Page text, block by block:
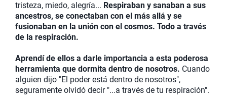
tristeza, miedo, alegría... Respiraban y sanaban a sus
ancestros, se conectaban con el más allá y se
fusionaban en la unión con el cosmos. Todo a través
de la respiración.
Aprendí de ellos a darle importancia a esta poderosa
herramienta que dormita dentro de nosotros. Cuando
alguien dijo "El poder está dentro de nosotros",
seguramente olvidó decir "...a través de tu respiración".